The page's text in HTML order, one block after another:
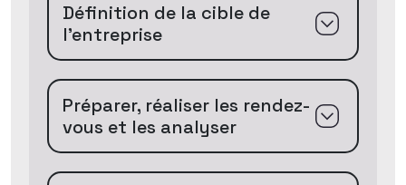
Définition de la cible de
l’entreprise
Préparer, réaliser les rendez-
vous et les analyser